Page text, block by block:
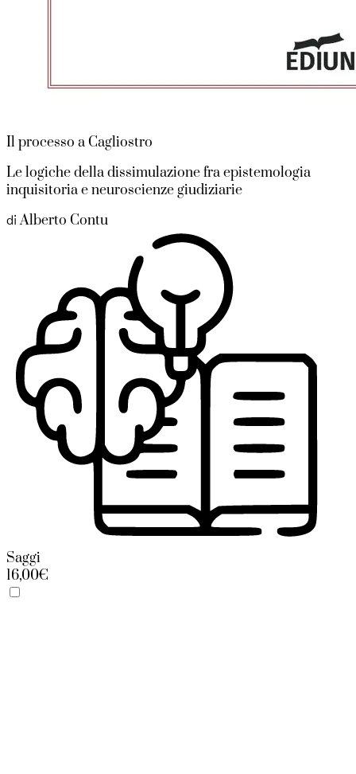
Il processo a Cagliostro
Le logiche della dissimulazione fra epistemologia
inquisitoria e neuroscienze giudiziarie
di Alberto Contu
Saggi
16,00€